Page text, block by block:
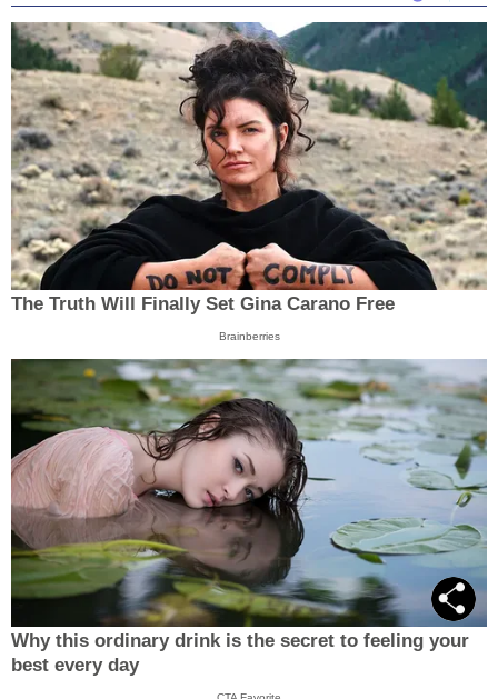
The Truth Will Finally Set Gina Carano Free
Brainberries
Why this ordinary drink is the secret to feeling your
best every day